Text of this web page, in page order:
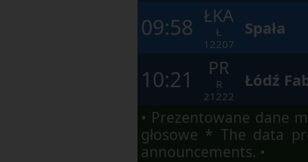
09:58 ŁKA
Ł
12207
Spała
10:21
PR
R
21222
Łódź
• Prezentowane dane
głosowe * The data
announcements. •